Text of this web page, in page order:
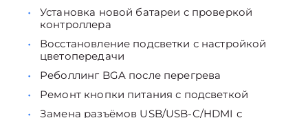
Установка новой батареи с проверкой
контроллера
Восстановление подсветки с настройкой
цветопередачи
Реболлинг BGA после перегрева
Ремонт кнопки питания с подсветкой
Замена разъёмов USB/USB-C/HDMI с